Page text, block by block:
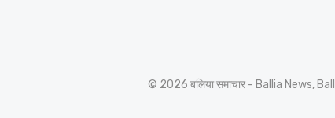
© 2026 बलिया समाचार - Ballia News,